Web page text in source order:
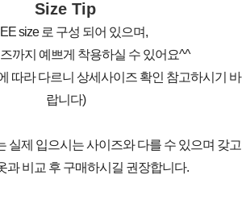
Size Tip
size 로 구성 되어 있으며,
까지 예쁘게 착용하실 수 있어요^^
따라 다르니 상세사이즈 확인 참고하시기 바
랍니다)
실제 입으시는 사이즈와 다를 수 있으며 갖고
과 비교 후 구매하시길 권장합니다.